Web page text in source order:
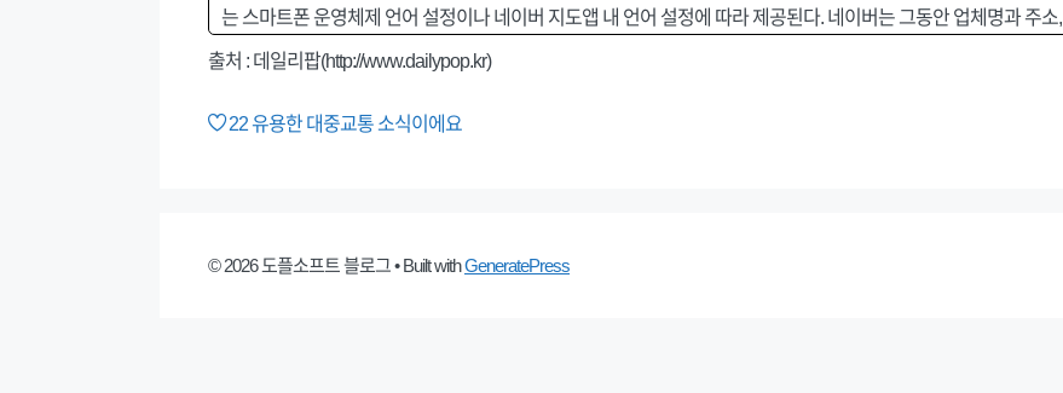
는 스마트폰 운영체제 언어 설정이나 네이버 지도앱 내 언어 설정에 따라 제공된다. 네이버는 그동안 업체명과 주소,
출처 : 데일리팝(http://www.dailypop.kr)
22유용한 대중교통 소식이에요
© 2026 도플소프트 블로그• Built withGeneratePress